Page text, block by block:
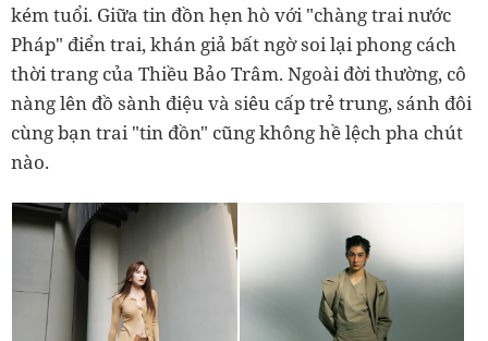
kém tuổi. Giữa tin đồn hẹn hò với "chàng trai nước
Pháp" điển trai, khán giả bất ngờ soi lại phong cách
thời trang của Thiều Bảo Trâm. Ngoài đời thường, cô
nàng lên đồ sành điệu và siêu cấp trẻ trung, sánh đôi
cùng bạn trai "tin đồn" cũng không hề lệch pha chút
nào.